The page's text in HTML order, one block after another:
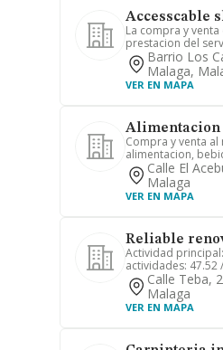
Accesscable
La compra y
prestacion del
Barrio Los
Malaga,
VER EN MAPA
Compra y venta
alimentacion,
Calle El
Malaga
VER EN MAPA
Reliable
Actividad
actividades:
Calle Teba,
Malaga
VER EN MAPA